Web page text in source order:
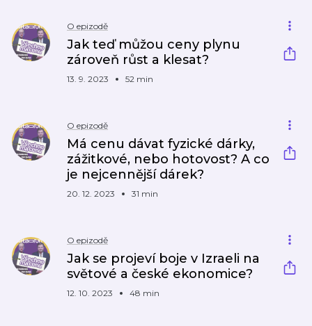
O epizodě
Jak teď můžou ceny plynu
zároveň růst a klesat?
13. 9. 2023 52 min
O epizodě
Má cenu dávat fyzické dárky,
zážitkové, nebo hotovost? A co
je nejcennější dárek?
20. 12. 2023 31 min
O epizodě
Jak se projeví boje v Izraeli na
světové a české ekonomice?
12. 10. 2023 48 min